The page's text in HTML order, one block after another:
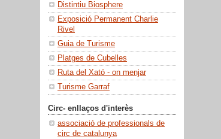
Distintiu Biosphere
Exposició Permanent Charlie
Rivel
Guia de Turisme
Platges de Cubelles
Ruta del Xató - on menjar
Turisme Garraf
Circ- enllaços d'interès
associació de professionals de
circ de catalunya